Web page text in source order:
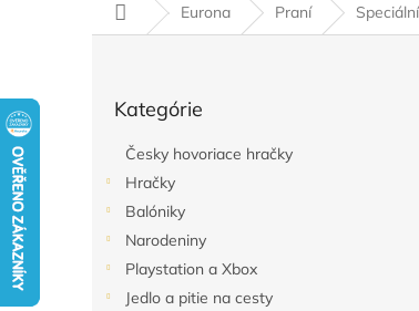
DomovEurona Praní
kategórie
Kategórie
Česky hovoriace hračky
Hračky
Balóniky
Narodeniny
Playstation a Xbox
Jedlo a pitie na cesty